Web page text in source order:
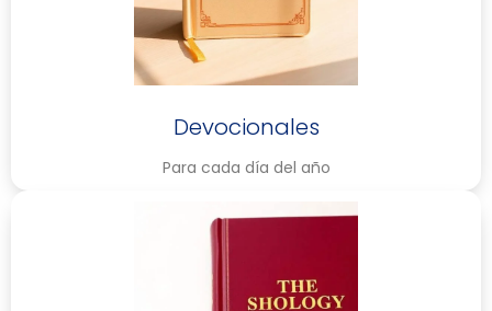
Devocionales
Para cada día del año